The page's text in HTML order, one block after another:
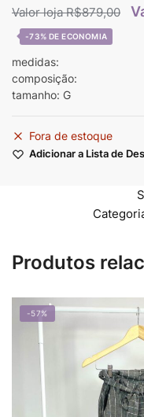
R$879,00
-73%
medidas:
composição:
tamanho: G
Fora de estoque
Adicionar a Lista de
Produtos
-57%